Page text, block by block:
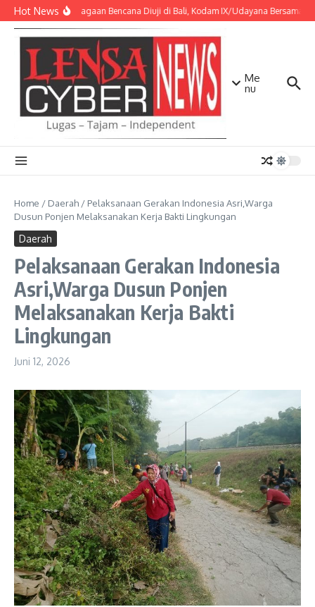
Lewati ke konten
Hot NewsKesiapsiagaan Bencana Diuji di Bali, Kodam IX/Udayana Bersama
Me
nu
Home / Daerah / Pelaksanaan Gerakan Indonesia Asri,Warga
Dusun Ponjen Melaksanakan Kerja Bakti Lingkungan
Daerah
Pelaksanaan Gerakan Indonesia
Asri,Warga Dusun Ponjen
Melaksanakan Kerja Bakti
Lingkungan
Juni 12, 2026